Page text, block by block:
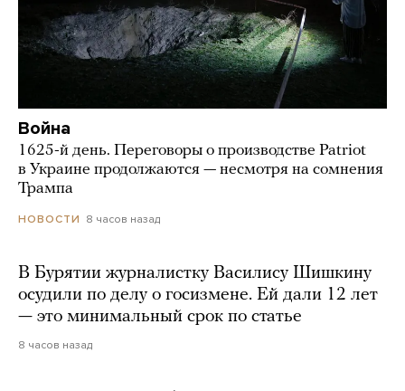
Война
1625-й день. Переговоры о производстве Patriot
в Украине продолжаются — несмотря на сомнения
Трампа
НОВОСТИ 8 часов назад
В Бурятии журналистку Василису Шишкину
осудили по делу о госизмене. Ей дали 12 лет
— это минимальный срок по статье
8 часов назад